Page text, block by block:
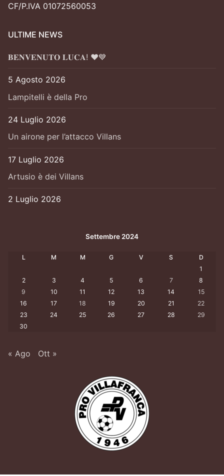
CF/P.IVA 01072560053
ULTIME NEWS
𝐁𝐄𝐍𝐕𝐄𝐍𝐔𝐓𝐎 𝐋𝐔𝐂𝐀! ❤️💙
5 Agosto 2026
Lampitelli è della Pro
24 Luglio 2026
Un airone per l’attacco Villans
17 Luglio 2026
Artusio è dei Villans
2 Luglio 2026
Settembre 2024
L M M G V S
D
1
2
3 4 5 6 7
8
9
10 11 12 13 14
15
16
17 18 19 20 21
22
23
24 25 26 27 28
29
30
« Ago Ott »